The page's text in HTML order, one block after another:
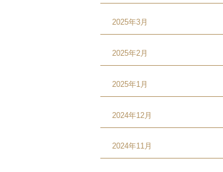
2025年3月
2025年2月
2025年1月
2024年12月
2024年11月